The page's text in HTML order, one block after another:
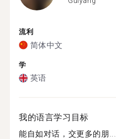
流利
简体中文
学
英语
我的语言学习目标
能自如对话，交更多的朋...